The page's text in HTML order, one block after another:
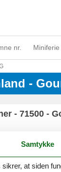
nr. Miniferie
-
- 71500 -
Samtykke
at siden